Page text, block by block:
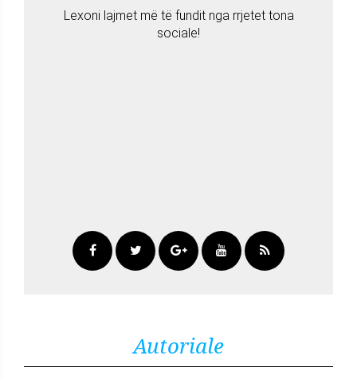
Lexoni lajmet më të fundit nga rrjetet tona
sociale!
Autoriale